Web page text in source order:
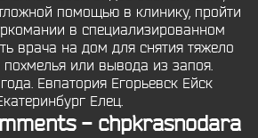
помощью в клинику, пройти
в специализированном
врача на дом для снятия тяжело
или вывода из запоя.
Евпатория Егорьевск Ейск
Елец.
- chpkrasnodara